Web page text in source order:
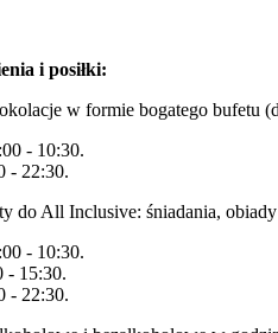
i posiłki:
w formie bogatego bufetu
- 10:30.
- 22:30.
do All Inclusive: śniadania,
- 10:30.
- 15:30.
- 22:30.